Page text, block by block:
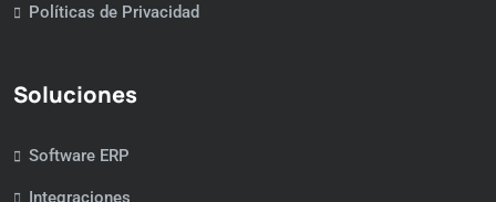
Políticas de Privacidad
Soluciones
Software ERP
Integraciones